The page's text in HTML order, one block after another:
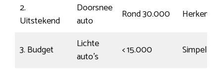
2.
Uitstekend
Doorsnee
auto
Rond 30.000
3. Budget
Lichte
auto’s
< 15.000 Simpel